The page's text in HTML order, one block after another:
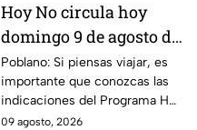
Hoy No circula hoy
domingo 9 de agosto de
2026: ¿Qué autos no
transitan en la CDMX y
EdoMex?
Poblano: Si piensas viajar, es
importante que conozcas las
indicaciones del Programa Hoy
No Circula HOY domingo 9 de
09 agosto, 2026